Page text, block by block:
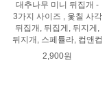
대추나무 미니 뒤집개 -
3가지 사이즈 , 옻칠 사각
뒤집개, 뒤집게, 뒤지게,
뒤지개, 스페튤라, 컵앤컵
2,900원